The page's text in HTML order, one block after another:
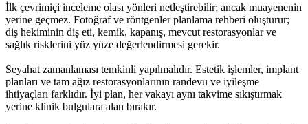
İlk çevrimiçi inceleme olası yönleri netleştirebilir; ancak muayenenin
yerine geçmez. Fotoğraf ve röntgenler planlama rehberi oluşturur;
diş hekiminin diş eti, kemik, kapanış, mevcut restorasyonlar ve
sağlık risklerini yüz yüze değerlendirmesi gerekir.
Seyahat zamanlaması temkinli yapılmalıdır. Estetik işlemler, implant
planları ve tam ağız restorasyonlarının randevu ve iyileşme
ihtiyaçları farklıdır. İyi plan, her vakayı aynı takvime sıkıştırmak
yerine klinik bulgulara alan bırakır.